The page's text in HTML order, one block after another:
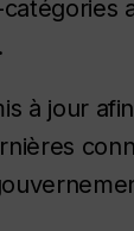
à jour